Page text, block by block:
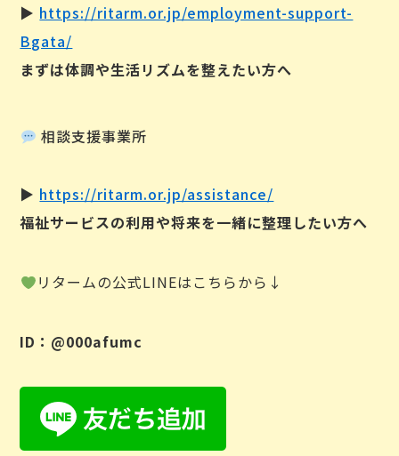
▶︎ https://ritarm.or.jp/employment-support-
Bgata/
まずは体調や生活リズムを整えたい方へ
相談支援事業所
▶︎ https://ritarm.or.jp/assistance/
福祉サービスの利用や将来を一緒に整理したい方へ
リタームの公式LINEはこちらから↓
ID：@000afumc